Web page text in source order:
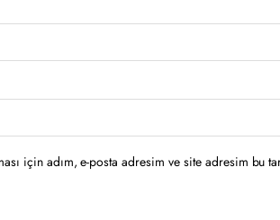
için adım, e-posta adresim ve site adresim bu